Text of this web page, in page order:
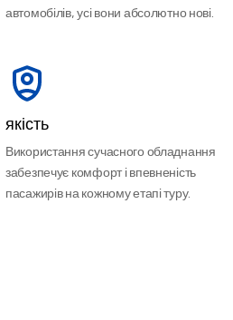
автомобілів, усі вони абсолютно нові.
якість
Використання сучасного обладнання
забезпечує комфорт і впевненість
пасажирів на кожному етапі туру.